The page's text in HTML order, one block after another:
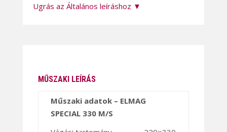
Ugrás az Általános leíráshoz ▼
MŰSZAKI LEÍRÁS
Műszaki adatok – ELMAG
SPECIAL 330 M/S